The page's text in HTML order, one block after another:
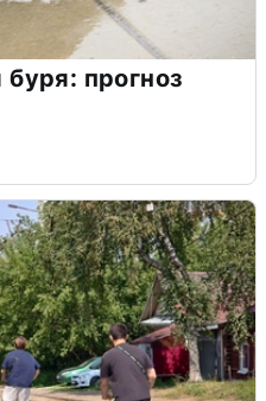
прогноз